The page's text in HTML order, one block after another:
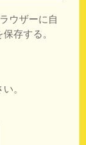
ウザーに自
存する。
。